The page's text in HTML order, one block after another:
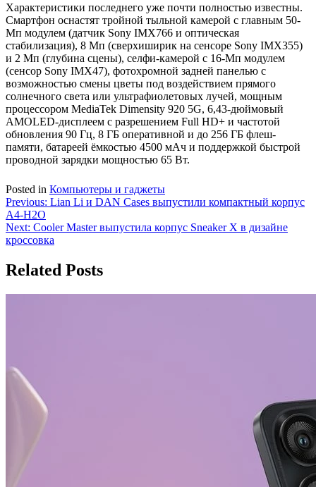
Характеристики последнего уже почти полностью известны.
Смартфон оснастят тройной тыльной камерой с главным 50-
Мп модулем (датчик Sony IMX766 и оптическая
стабилизация), 8 Мп (сверхиширик на сенсоре Sony IMX355)
и 2 Мп (глубина сцены), селфи-камерой с 16-Мп модулем
(сенсор Sony IMX47), фотохромной задней панелью с
возможностью смены цветы под воздействием прямого
солнечного света или ультрафиолетовых лучей, мощным
процессором MediaTek Dimensity 920 5G, 6,43-дюймовый
AMOLED-дисплеем с разрешением Full HD+ и частотой
обновления 90 Гц, 8 ГБ оперативной и до 256 ГБ флеш-
памяти, батареей ёмкостью 4500 мАч и поддержкой быстрой
проводной зарядки мощностью 65 Вт.
Posted in Компьютеры и гаджеты
Навигация
по
записям
Previous: Lian Li и DAN Cases выпустили компактный корпус
A4-H2O
Next: Cooler Master выпустила корпус Sneaker X в дизайне
кроссовка
Related Posts